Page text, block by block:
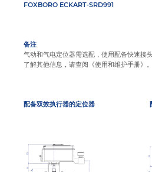
FOXBORO ECKART-SRD991
备注
气动和气电定位器需选配，使用配备快速接
了解其他信息，请查阅《使用和维护手册》。
配备双效执行器的定位器